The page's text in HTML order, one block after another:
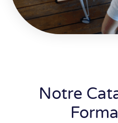
Notre